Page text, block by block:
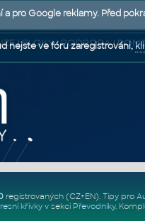
| BLOKY | PODPORA |
registrovaných (CZ+EN). Tipy pro
křivkyv sekci Převodníky.
pro Google reklamy. Před
nejste ve fóru zaregistrováni,